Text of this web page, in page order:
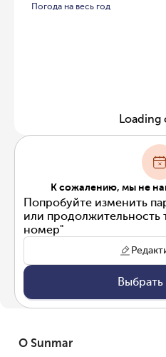
Погода на весь год
Loading
К сожалению, мы не
Попробуйте изменить
или продолжительность
номер"
О Sunmar